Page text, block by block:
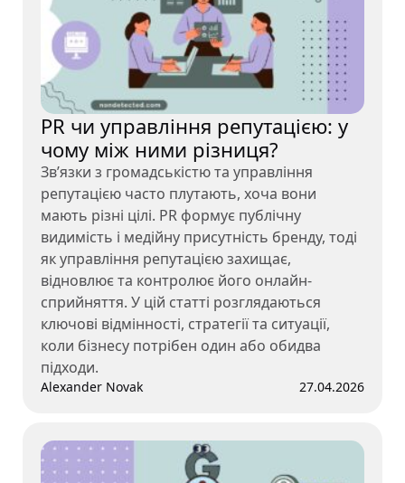
PR чи управління репутацією: у
чому між ними різниця?
Зв’язки з громадськістю та управління
репутацією часто плутають, хоча вони
мають різні цілі. PR формує публічну
видимість і медійну присутність бренду, тоді
як управління репутацією захищає,
відновлює та контролює його онлайн-
сприйняття. У цій статті розглядаються
ключові відмінності, стратегії та ситуації,
коли бізнесу потрібен один або обидва
підходи.
Alexander Novak 27.04.2026